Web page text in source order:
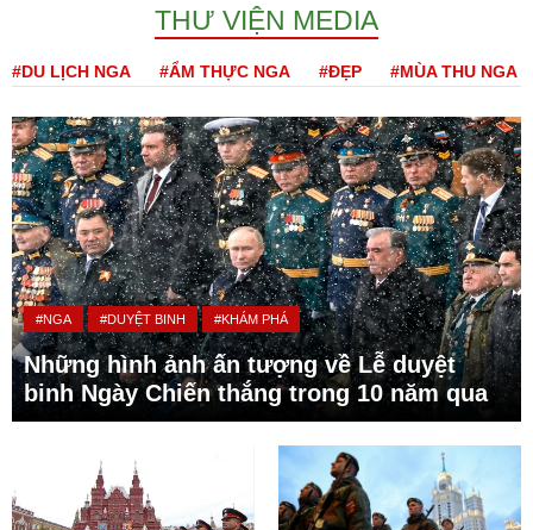
THƯ VIỆN MEDIA
#DU LỊCH NGA #ẨM THỰC NGA #ĐẸP #MÙA THU NGA
#NGA #DUYỆT BINH #KHÁM PHÁ
Những hình ảnh ấn tượng về Lễ duyệt
binh Ngày Chiến thắng trong 10 năm qua